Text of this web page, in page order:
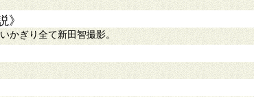
》
かぎり全て新田智撮影。